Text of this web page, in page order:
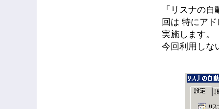
「リスナの
回は 特にア
実施します。
今回利用しな